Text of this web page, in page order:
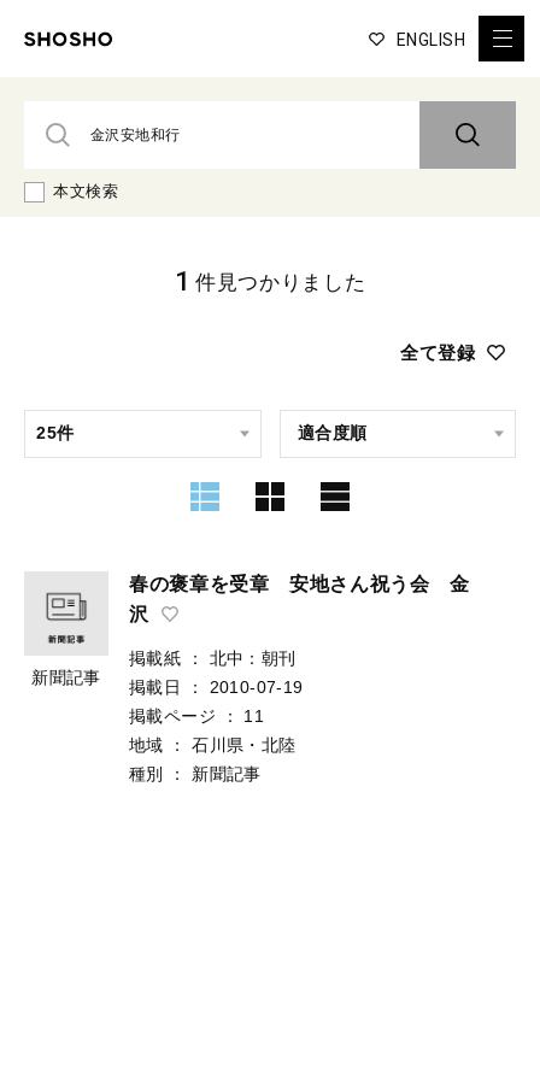
ENGLISH
本文検索
全て登録
1 件見つかりました
新聞記事
春の褒章を受章 安地さん祝う会 金
沢
掲載紙 ：
北中：朝刊
掲載日
：
2010-07-19
掲載ページ
：
11
地域
：
石川県・北陸
種別
： 新聞記事